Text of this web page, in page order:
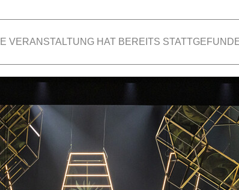
VERANSTALTUNG HAT BEREITS